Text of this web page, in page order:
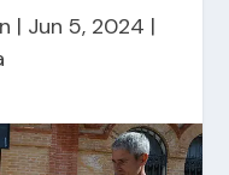
| Jun 5, 2024 |